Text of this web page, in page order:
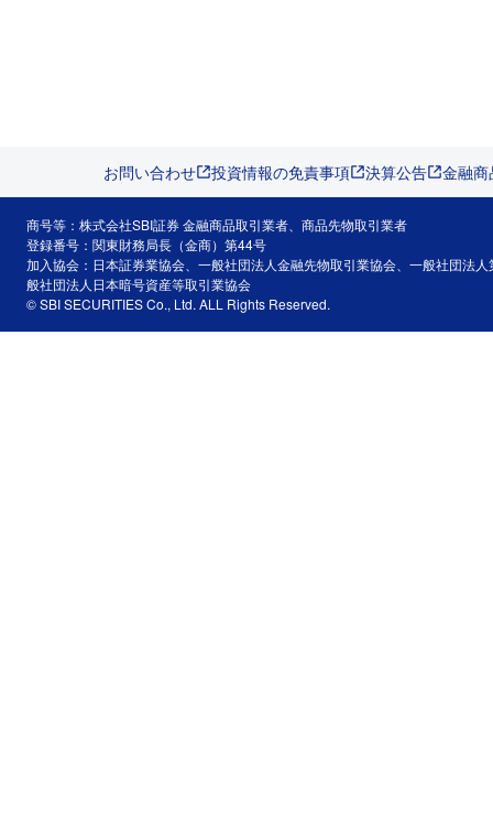
お問い合わせ 投資情報の免責事項 決算公告 金融
商号等：株式会社SBI証券 金融商品取引業者、商品先物取引業者
登録番号：関東財務局長（金商）第44号
加入協会：日本証券業協会、一般社団法人金融先物取引業協会、一般社団法
般社団法人日本暗号資産等取引業協会
© SBI SECURITIES Co., Ltd. ALL Rights Reserved.